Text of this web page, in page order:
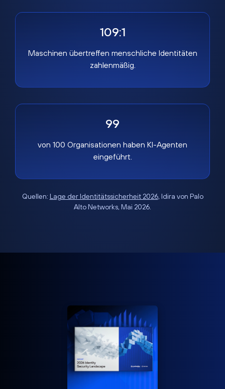
109:1
Maschinen übertreffen menschliche Identitäten
zahlenmäßig.
99
von 100 Organisationen haben KI-Agenten
eingeführt.
Quellen: Lage der Identitätssicherheit 2026, Idira von Palo
Alto Networks, Mai 2026.